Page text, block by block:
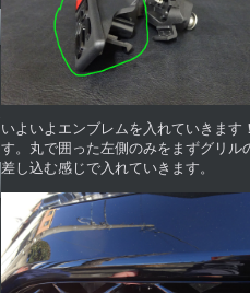
いよいよエンブレムを入れていきま
す。丸で囲った左側のみをまずグリ
差し込む感じで入れていきます。